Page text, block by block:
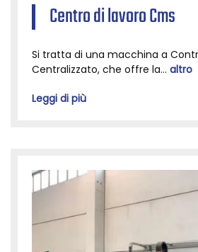
Centro di lavoro Cms
Si tratta di una macchina a
Centralizzato, che offre la... altro
Leggi di più